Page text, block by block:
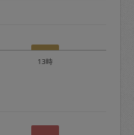
ついて：
ます。
13時